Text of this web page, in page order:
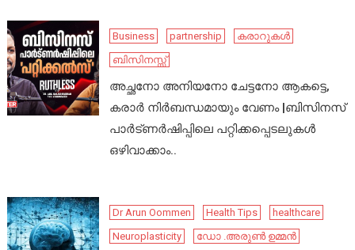
Business partnership
കരാറുകൾ
ബിസിനസ്സ്
അച്ഛനോ അനിയനോ ചേട്ടനോ ആകട്ടെ,
കരാർ നിർബന്ധമായും വേണം |ബിസിനസ്
പാർട്ണർഷിപ്പിലെ പറ്റിക്കപ്പെടലുകൾ
ഒഴിവാക്കാം..
Dr Arun Oommen Health Tips
healthcare
Neuroplasticity
ഡോ .അരുൺ ഉമ്മൻ